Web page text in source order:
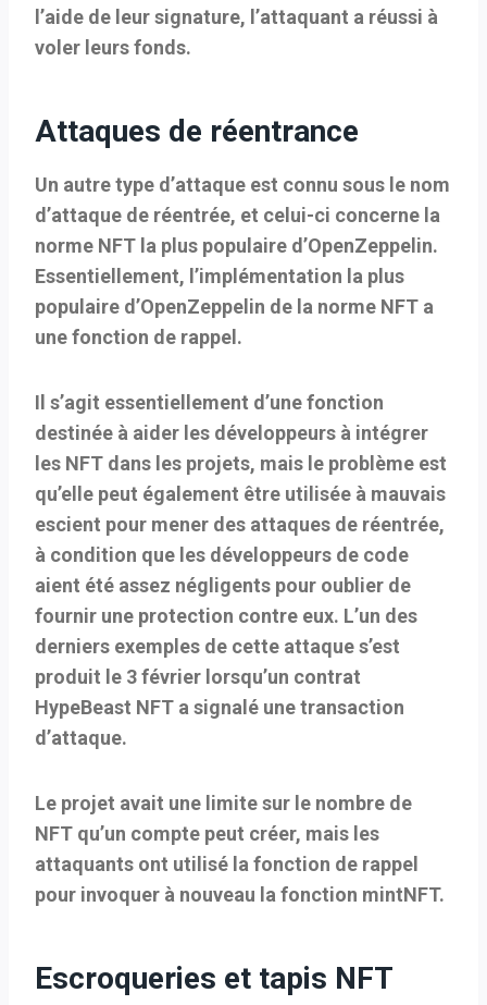
l’aide de leur signature, l’attaquant a réussi à
voler leurs fonds.
Attaques de réentrance
Un autre type d’attaque est connu sous le nom
d’attaque de réentrée, et celui-ci concerne la
norme NFT la plus populaire d’OpenZeppelin.
Essentiellement, l’implémentation la plus
populaire d’OpenZeppelin de la norme NFT a
une fonction de rappel.
Il s’agit essentiellement d’une fonction
destinée à aider les développeurs à intégrer
les NFT dans les projets, mais le problème est
qu’elle peut également être utilisée à mauvais
escient pour mener des attaques de réentrée,
à condition que les développeurs de code
aient été assez négligents pour oublier de
fournir une protection contre eux. L’un des
derniers exemples de cette attaque s’est
produit le 3 février lorsqu’un contrat
HypeBeast NFT a signalé une transaction
d’attaque.
Le projet avait une limite sur le nombre de
NFT qu’un compte peut créer, mais les
attaquants ont utilisé la fonction de rappel
pour invoquer à nouveau la fonction mintNFT.
Escroqueries et tapis NFT